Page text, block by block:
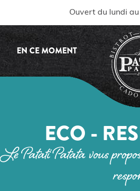
Ouvert du lundi
EN CE MOMENT
ECO -
Le Patati Patata vous